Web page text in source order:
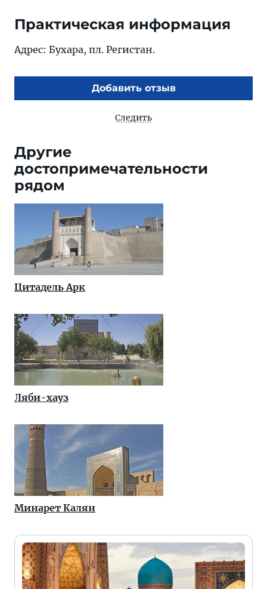
Практическая информация
Адрес: Бухара, пл. Регистан.
Добавить отзыв
Следить
Другие
достопримечательности
рядом
Цитадель Арк
Ляби-хауз
Минарет Калян